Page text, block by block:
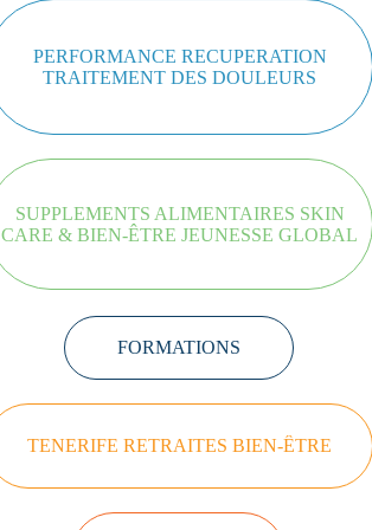
PERFORMANCE RECUPERATION
TRAITEMENT DES DOULEURS
SUPPLEMENTS ALIMENTAIRES SKIN
CARE & BIEN-ÊTRE JEUNESSE GLOBAL
FORMATIONS
TENERIFE RETRAITES BIEN-ÊTRE